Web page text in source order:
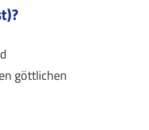
göttlichen